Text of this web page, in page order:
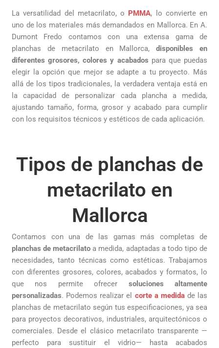
La versatilidad del metacrilato, o PMMA, lo convierte en
uno de los materiales más demandados en Mallorca. En A.
Dumont Fredo contamos con una extensa gama de
planchas de metacrilato en Mallorca,disponibles en
diferentes grosores, colores y acabados para que puedas
elegir la opción que mejor se adapte a tu proyecto. Más
allá de los tipos tradicionales, la verdadera ventaja está en
la capacidad de personalizar cada plancha a medida,
ajustando tamaño, forma, grosor y acabado para cumplir
con los requisitos técnicos y estéticos de cada aplicación.
Tipos de planchas de
metacrilato en
Mallorca
Contamos con una de las gamas más completas de
planchas de metacrilato a medida, adaptadas a todo tipo de
necesidades, tanto técnicas como estéticas. Trabajamos
con diferentes grosores, colores, acabados y formatos, lo
que nos permite ofrecer soluciones altamente
personalizadas. Podemos realizar el corte a medidade las
planchas de metacrilato según tus especificaciones, ya sea
para proyectos decorativos, industriales, arquitectónicos o
comerciales. Desde el clásico metacrilato transparente —
perfecto para sustituir el vidrio— hasta acabados